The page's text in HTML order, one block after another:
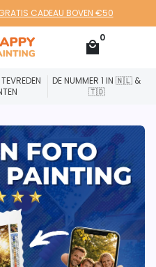
CADEAU BOVEN €50
local_mall
0
DE NUMMER 1 IN 🇳🇱 &
🇹🇩